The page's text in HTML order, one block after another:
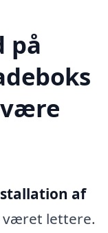
på
af
været lettere.